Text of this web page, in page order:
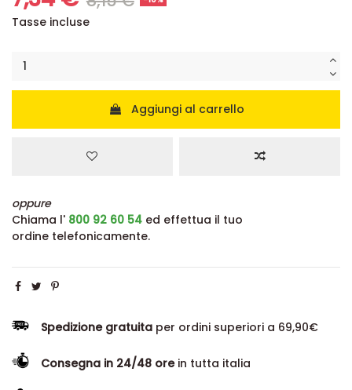
Tasse incluse
Aggiungi al carrello
oppure
Chiama l' 800 92 60 54 ed effettua il tuo
ordine telefonicamente.
Spedizione gratuita per ordini superiori a 69,90€
Consegna in 24/48 orein tutta italia